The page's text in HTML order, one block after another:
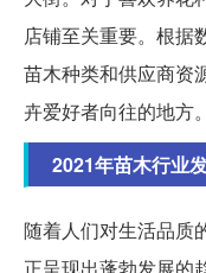
店铺至关重要。根据
苗木种类和供应商资
卉爱好者向往的地方。
2021年苗木行业
随着人们对生活品质
正呈现出蓬勃发展的